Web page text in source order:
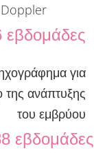
Doppler
εβδομάδες
για
της ανάπτυξης
του εμβρύου
εβδομάδες